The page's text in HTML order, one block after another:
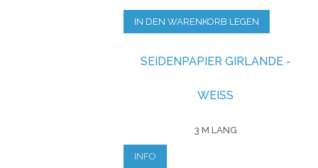
IN DEN WARENKORB LEGEN
SEIDENPAPIER GIRLANDE -
WEISS
3 M LANG
INFO